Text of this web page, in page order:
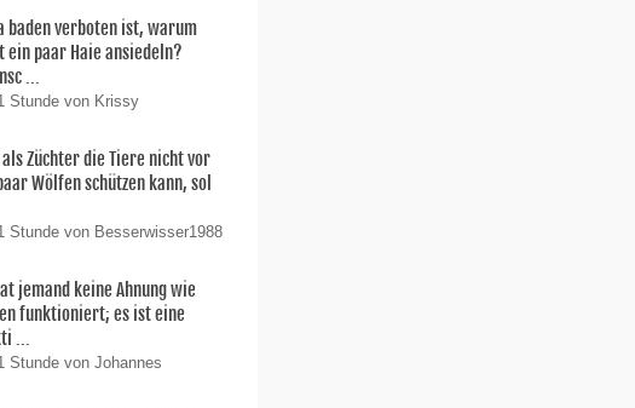
baden verboten ist, warum
ein paar Haie ansiedeln?
...
Stunde von Krissy
Züchter die Tiere nicht vor
Wölfen schützen kann, sol
Stunde von Besserwisser1988
jemand keine Ahnung wie
funktioniert; es ist eine
...
Stunde von Johannes